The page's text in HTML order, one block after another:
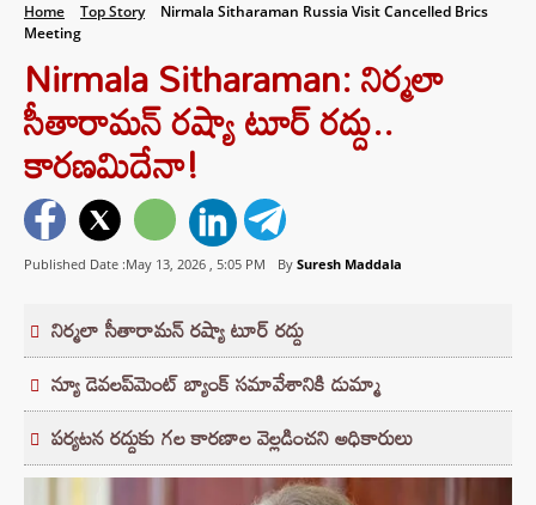
Home Top Story
Nirmala Sitharaman Russia Visit Cancelled Brics
Meeting
Nirmala Sitharaman: నిర్మలా
సీతారామన్ రష్యా టూర్ రద్దు..
కారణమిదేనా!
Published Date :May 13, 2026 , 5:05 PM By Suresh Maddala
నిర్మలా సీతారామన్ రష్యా టూర్ రద్దు
న్యూ డెవలప్‌మెంట్ బ్యాంక్ సమావేశానికి డుమ్మా
పర్యటన రద్దుకు గల కారణాల వెల్లడించని అధికారులు